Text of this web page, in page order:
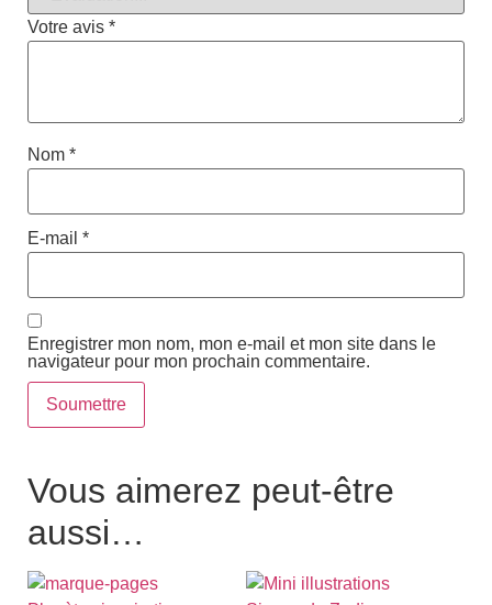
Votre avis *
Nom *
E-mail *
Enregistrer mon nom, mon e-mail et mon site dans le
navigateur pour mon prochain commentaire.
Vous aimerez peut-être
aussi…